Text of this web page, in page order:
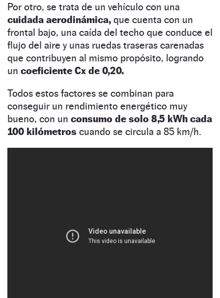
Por otro, se trata de un vehículo con una
cuidada aerodinámica, que cuenta con un
frontal bajo, una caída del techo que conduce el
flujo del aire y unas ruedas traseras carenadas
que contribuyen al mismo propósito, logrando
un coeficiente Cx de 0,20.
Todos estos factores se combinan para
conseguir un rendimiento energético muy
bueno, con un consumo de solo 8,5 kWh cada
100 kilómetros cuando se circula a 85 km/h.